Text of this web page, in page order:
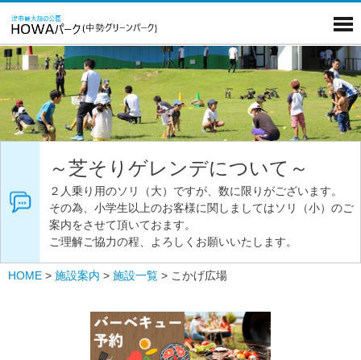
～芝そりゲレンデについて～
２人乗り用のソリ（大）ですが、数に限りがございます。
その為、小学生以上のお客様に関しましてはソリ（小）のご
案内をさせて頂いておます。
ご理解ご協力の程、よろしくお願いいたします。
HOME > 施設案内 > 施設一覧 > こかげ広場